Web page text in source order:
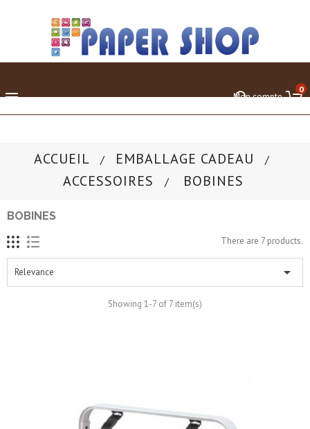
 0
Mon compte
ACCUEIL
EMBALLAGE CADEAU
ACCESSOIRES
BOBINES
BOBINES
There are 7 products.
Relevance 
Showing 1-7 of 7 item(s)